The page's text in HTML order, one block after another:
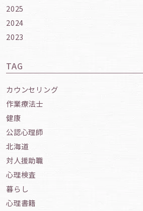
2025
2024
2023
TAG
カウンセリング
作業療法士
健康
公認心理師
北海道
対人援助職
心理検査
暮らし
心理書籍